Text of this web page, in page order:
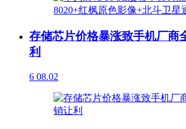
存储芯片价格暴涨致手机厂商
利
6 08.02